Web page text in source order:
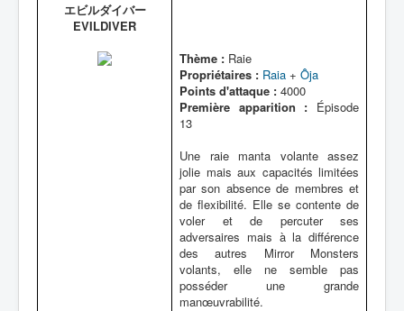
エビルダイバー
EVILDIVER
Thème : Raie
Propriétaires : Raia + Ôja
Points d'attaque : 4000
Première apparition : Épisode
13
Une raie manta volante assez
jolie mais aux capacités limitées
par son absence de membres et
de flexibilité. Elle se contente de
voler et de percuter ses
adversaires mais à la différence
des autres Mirror Monsters
volants, elle ne semble pas
posséder une grande
manœuvrabilité.